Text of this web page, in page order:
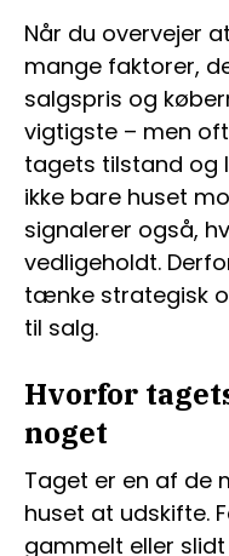
Når du overvejer
mange faktorer,
salgspris og
vigtigste – men
tagets tilstand og
ikke bare huset
signalerer også,
vedligeholdt.
tænke strategisk
til salg.
Hvorfor
noget
Taget er en af de
huset at udskifte.
gammelt eller